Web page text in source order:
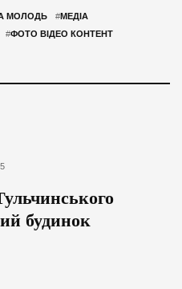
МОЛОДЬ #МЕДІА
#ФОТО ВІДЕО КОНТЕНТ
будинок